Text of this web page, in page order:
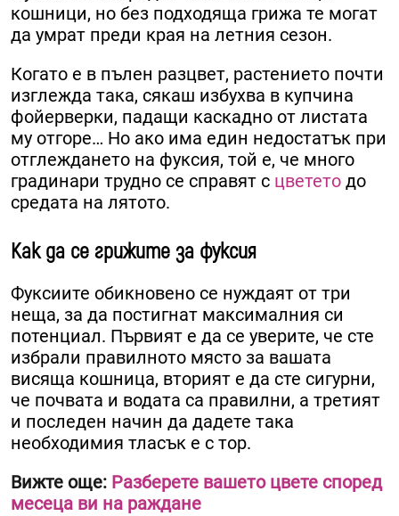
кошници, но без подходяща грижа те могат
да умрат преди края на летния сезон.
Когато е в пълен разцвет, растението почти
изглежда така, сякаш избухва в купчина
фойерверки, падащи каскадно от листата
му отгоре… Но ако има един недостатък при
отглеждането на фуксия, той е, че много
градинари трудно се справят с цветето до
средата на лятото.
Как да се грижите за фуксия
Фуксиите обикновено се нуждаят от три
неща, за да постигнат максималния си
потенциал. Първият е да се уверите, че сте
избрали правилното място за вашата
висяща кошница, вторият е да сте сигурни,
че почвата и водата са правилни, а третият
и последен начин да дадете така
необходимия тласък е с тор.
Вижте още: Разберете вашето цвете според
месеца ви на раждане